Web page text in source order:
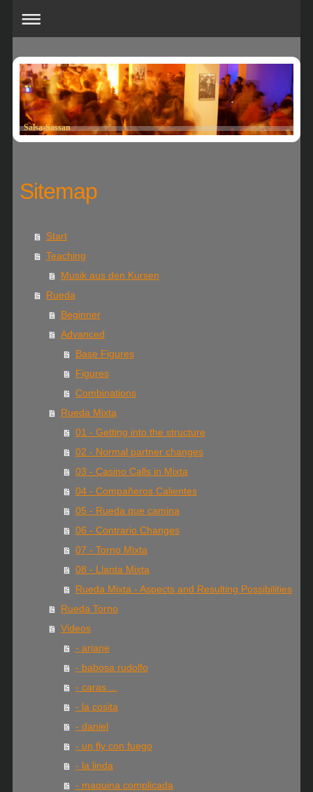
Salsa-Sassan
Sitemap
Start
Teaching
Musik aus den Kursen
Rueda
Beginner
Advanced
Base Figures
Figures
Combinations
Rueda Mixta
01 - Getting into the structure
02 - Normal partner changes
03 - Casino Calls in Mixta
04 - Compañeros Calientes
05 - Rueda que camina
06 - Contrario Changes
07 - Torno Mixta
08 - Llanta Mixta
Rueda Mixta - Aspects and Resulting Possibilities
Rueda Torno
Videos
- ariane
- babosa rudolfo
- caras ...
- la cosita
- daniel
- un fly con fuego
- la linda
- maquina complicada